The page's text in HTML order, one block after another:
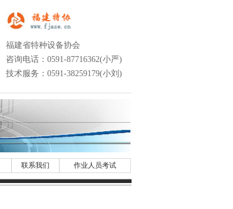
福建省特种设备协会
咨询电话：0591-87716362(小严)
技术服务：0591-38259179(小刘)
联系我们 作业人员考试